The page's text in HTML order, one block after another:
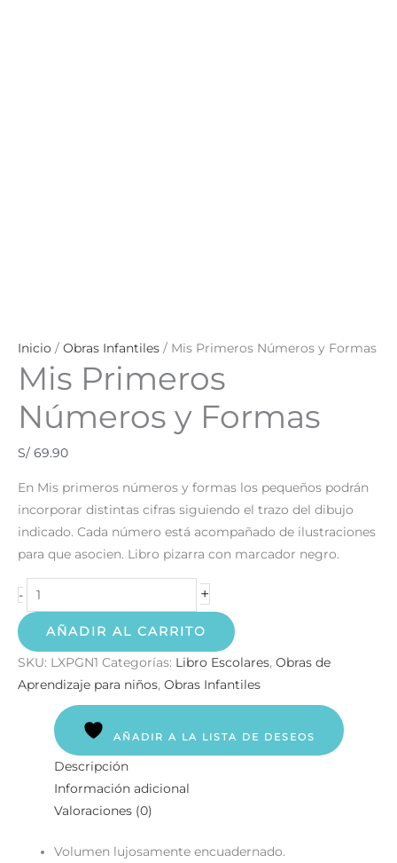
Inicio / Obras Infantiles / Mis Primeros Números y Formas
Mis Primeros
Números y Formas
S/ 69.90
En Mis primeros números y formas los pequeños podrán
incorporar distintas cifras siguiendo el trazo del dibujo
indicado. Cada número está acompañado de ilustraciones
para que asocien. Libro pizarra con marcador negro.
- +
AÑADIR AL CARRITO
SKU: LXPGN1 Categorías: Libro Escolares, Obras de
Aprendizaje para niños, Obras Infantiles
AÑADIR A LA LISTA DE DESEOS
Descripción
Información adicional
Valoraciones (0)
Volumen lujosamente encuadernado.